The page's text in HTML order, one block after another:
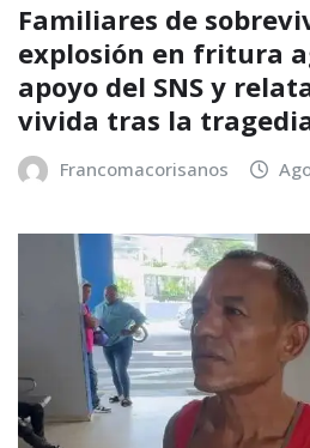
Familiares de
explosión en fritura
apoyo del SNS y
vivida tras la
Francomacorisanos